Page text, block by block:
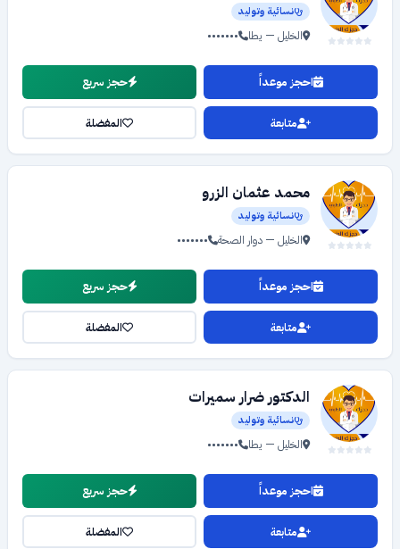
نسائية وتوليد
الخليل — يطا •••••••
احجز موعداً حجز سريع
متابعة المفضلة
محمد عثمان الزرو
نسائية وتوليد
الخليل — دوار الصحة •••••••
احجز موعداً حجز سريع
متابعة المفضلة
الدكتور ضرار سميرات
نسائية وتوليد
الخليل — يطا •••••••
احجز موعداً حجز سريع
متابعة المفضلة